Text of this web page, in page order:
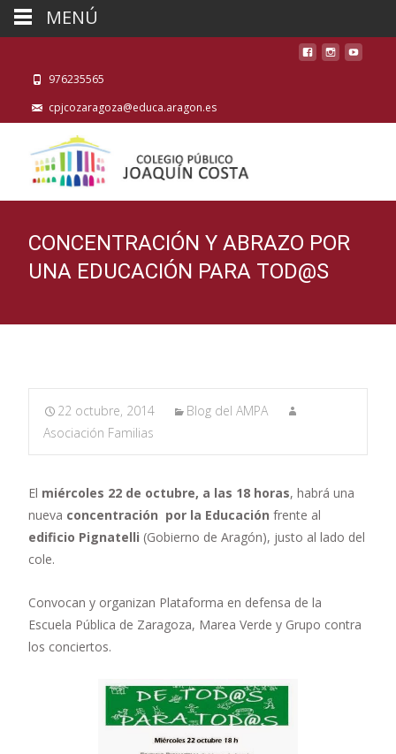
976235565
cpjcozaragoza@educa.aragon.es
CONCENTRACIÓN Y ABRAZO POR
UNA EDUCACIÓN PARA TOD@S
22 octubre, 2014
Blog del AMPA
Asociación Familias
El miércoles 22 de octubre, a las 18 horas, habrá una
nueva concentración por la Educación frente al
edificio Pignatelli (Gobierno de Aragón), justo al lado del
cole.
Convocan y organizan Plataforma en defensa de la
Escuela Pública de Zaragoza, Marea Verde y Grupo contra
los conciertos.
MENÚ